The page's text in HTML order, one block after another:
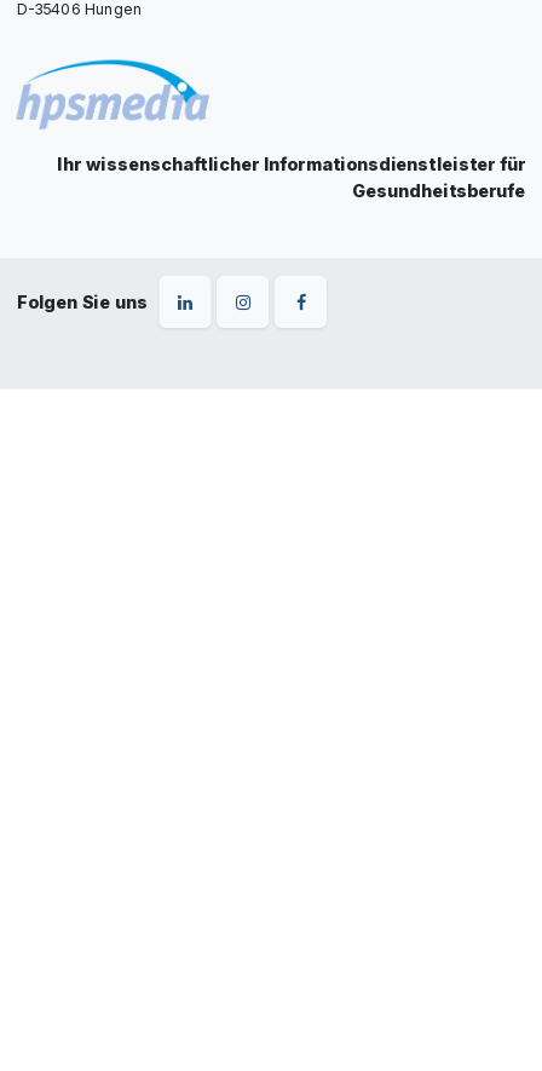
D-35406 Hungen
Ihr wissenschaftlicher Informationsdienstleister für
Gesundheitsberufe
Folgen Sie uns